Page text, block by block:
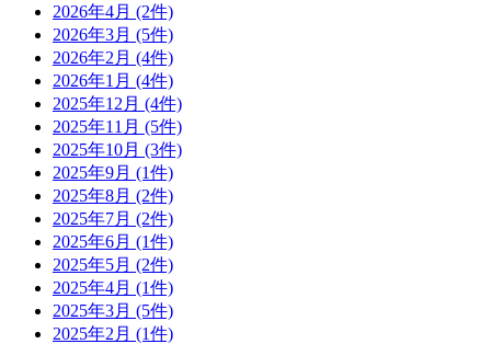
2026年4月 (2件)
2026年3月 (5件)
2026年2月 (4件)
2026年1月 (4件)
2025年12月 (4件)
2025年11月 (5件)
2025年10月 (3件)
2025年9月 (1件)
2025年8月 (2件)
2025年7月 (2件)
2025年6月 (1件)
2025年5月 (2件)
2025年4月 (1件)
2025年3月 (5件)
2025年2月 (1件)